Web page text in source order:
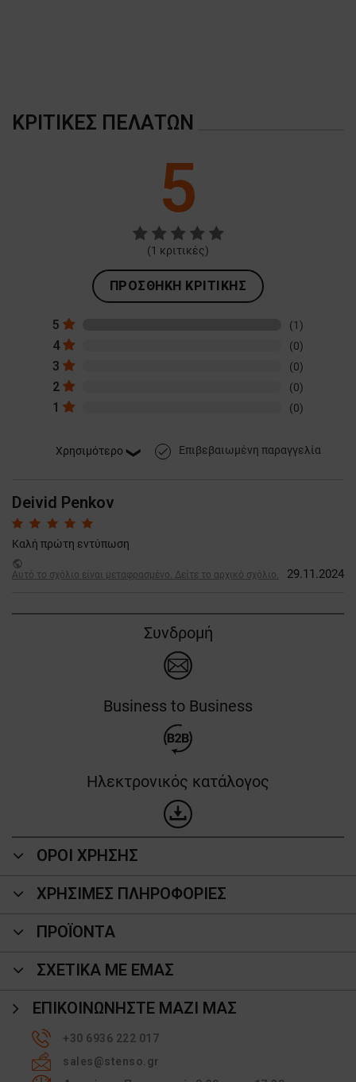
ΚΡΙΤΙΚΈΣ ΠΕΛΑΤΏΝ
5
(1 κριτικές)
ΠΡΟΣΘΉΚΗ ΚΡΙΤΙΚΉΣ
5 (1)
4 (0)
3 (0)
2 (0)
1 (0)
done Επιβεβαιωμένη παραγγελία
Deivid Penkov
Καλή πρώτη εντύπωση
public
Αυτό το σχόλιο είναι μεταφρασμένο. Δείτε το αρχικό σχόλιο.
29.11.2024
Συνδρομή
Business to Business
Ηλεκτρονικός κατάλογος
ΟΡΟΙ ΧΡΗΣΗΣ
ΧΡΗΣΙΜΕΣ ΠΛΗΡΟΦΟΡΙΕΣ
ΠΡΟΪΌΝΤΑ
ΣΧΕΤΙΚΑ ΜΕ ΕΜΑΣ
ΕΠΙΚΟΙΝΩΝΉΣΤΕ ΜΑΖΊ ΜΑΣ
+30 6936 222 017
sales@stenso.gr